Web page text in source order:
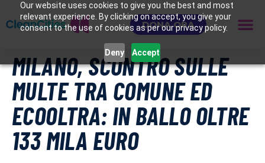
Our website uses cookies to give you the best and most
relevant experience. By clicking on accept, you give your
consent to the use of cookies as per our privacy policy.
Deny Accept
DONA ORA
MILANO, SCONTRO SULLE
MULTE TRA COMUNE ED
ECOOLTRA: IN BALLO OLTRE
133 MILA EURO